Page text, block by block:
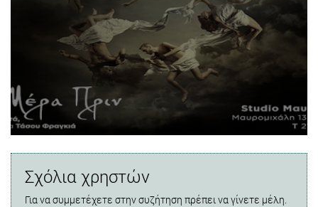
Σχόλια χρηστών
Για να συμμετέχετε στην συζήτηση πρέπει να γίνετε μέλη.